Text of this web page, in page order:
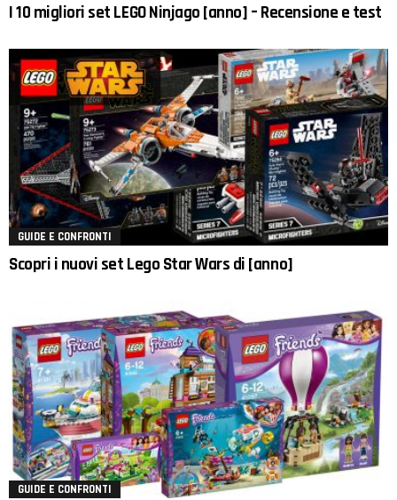
I 10 migliori set LEGO Ninjago [anno] – Recensione e test
GUIDE E CONFRONTI
Scopri i nuovi set Lego Star Wars di [anno]
GUIDE E CONFRONTI